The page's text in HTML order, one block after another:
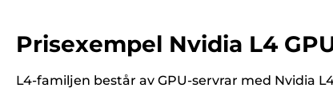
Prisexempel Nvidia L4
L4-familjen består av GPU-servrar med Nvidia